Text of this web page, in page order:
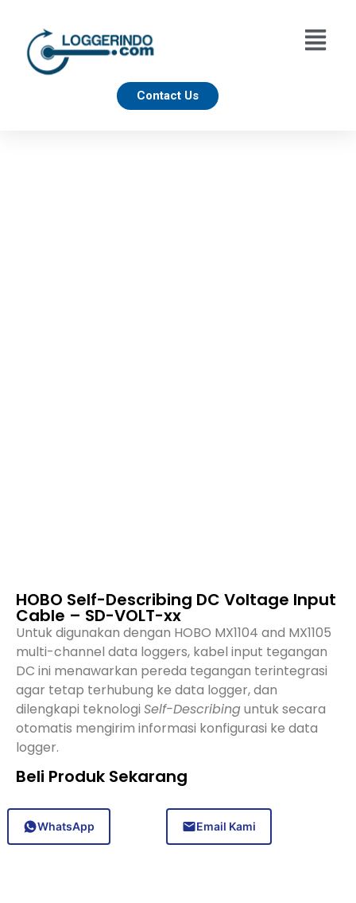
Contact Us
HOBO Self-Describing DC Voltage Input
Cable – SD-VOLT-xx
Untuk digunakan dengan HOBO MX1104 and MX1105
multi-channel data loggers, kabel input tegangan
DC ini menawarkan pereda tegangan terintegrasi
agar tetap terhubung ke data logger, dan
dilengkapi teknologi Self-Describinguntuk secara
otomatis mengirim informasi konfigurasi ke data
logger.
Beli Produk Sekarang
WhatsApp Email Kami